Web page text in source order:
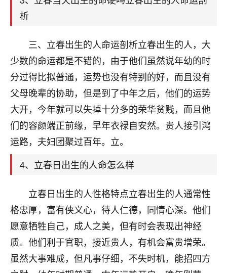
析
三、立春出生的人命运剖析立春出生的人，大
少数的命运都是不错的，由于他们虽然说年幼的时
分过得比拟普通，运势也没有特别的好，而且没有
父母晚辈的协助，但是到了中年之后，他们的运势
大开，今年就可以失掉十分多的荣华贫贱，而且他
们的容颜端正前缘，早年衣禄自安然。贵人接引鸿
运路，夫妇团聚过百年。立。
4、立春日出生的人命怎么样
立春日出生的人性格特点立春出生的人通常性
格忠厚，富有侠义心，待人仁德，同情心深。他们
愿意牺牲自己，成人之美，但有时会表现出神经
质。他们利于官职，接近贵人，有机会富贵增荣。
虽然大事难成，但凡事仔细，不失时机，能招四方
大环境不好，但是我家生意还可以，前几天又
刚找老师做了补财库，希望财运更好一点！
2小时前 来自海南
梦醒时分
我女儿高二叛逆，大半年不上学，一说她就要死要活
的，把我们两口子愁的不行，朋友给我推荐的慧来老
师，一开始我是病急乱投医，这半年来，法事一个个
做完，我女儿跟变了个人一样，不期望她能考多好的
康康的我就很知足了！
鹿森：可怜天下父母心啊！
3小时前 来自河北 16
付深
我是公司人事调整，有升迁机会，但同时竞争的我们
三个，找老师的时候是抱着侥幸心理，没想到老师看